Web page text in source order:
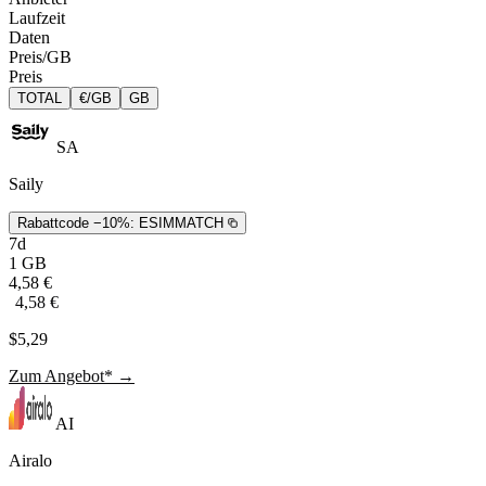
Laufzeit
Daten
Preis/GB
Preis
TOTAL €/GB GB
SA
Saily
Rabattcode −10%: ESIMMATCH
7d
1 GB
4,58 €
4,58 €
$5,29
Zum Angebot* →
AI
Airalo